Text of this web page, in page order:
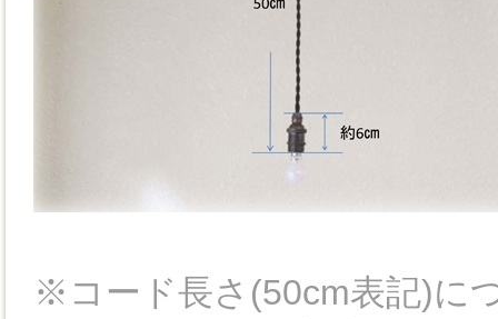
※コード長さ(50cm表記)に